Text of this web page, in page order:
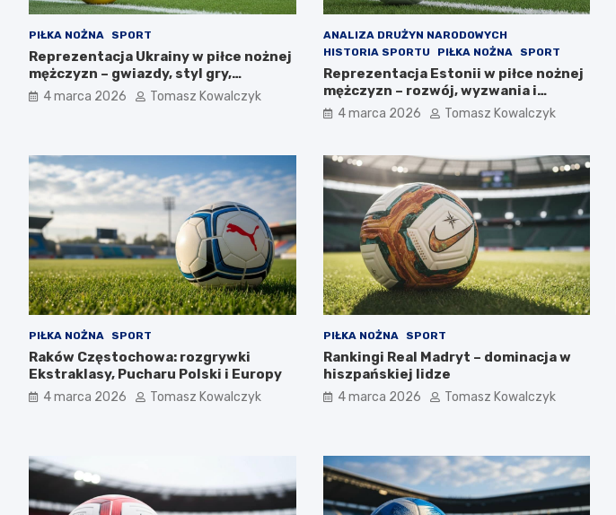
PIŁKA NOŻNA SPORT
Reprezentacja Ukrainy w piłce nożnej
mężczyzn – gwiazdy, styl gry,
osiągnięcia
4 marca 2026 Tomasz Kowalczyk
ANALIZA DRUŻYN NARODOWYCH
HISTORIA SPORTU
PIŁKA NOŻNA SPORT
Reprezentacja Estonii w piłce nożnej
mężczyzn – rozwój, wyzwania i
perspektywy
4 marca 2026 Tomasz Kowalczyk
PIŁKA NOŻNA SPORT
Raków Częstochowa: rozgrywki
Ekstraklasy, Pucharu Polski i Europy
4 marca 2026 Tomasz Kowalczyk
PIŁKA NOŻNA SPORT
Rankingi Real Madryt – dominacja w
hiszpańskiej lidze
4 marca 2026 Tomasz Kowalczyk